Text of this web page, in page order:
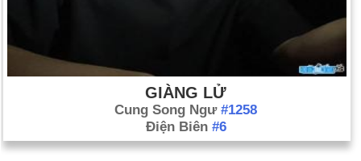
GIÀNG LỬ
Cung Song Ngư #1258
Điện Biên #6